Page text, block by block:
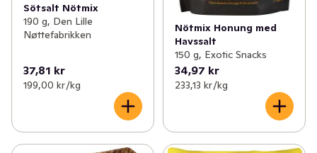
Sötsalt Nötmix
190 g, Den Lille
Nøttefabrikken
37,81 kr
199,00 kr /kg
Nötmix Honung med
Havssalt
150 g, Exotic Snacks
34,97 kr
233,13 kr /kg